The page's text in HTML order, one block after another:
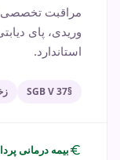
مراقبت تخصصی
وریدی، پای
استاندارد.
§37 SGB V
euroبیمه درمانی